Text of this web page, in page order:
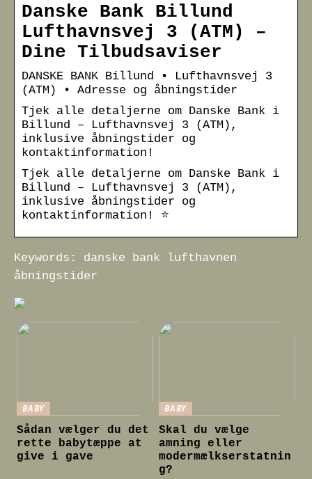
Danske Bank Billund
Lufthavnsvej 3 (ATM) –
Dine Tilbudsaviser
DANSKE BANK Billund • Lufthavnsvej 3
(ATM) • Adresse og åbningstider
Tjek alle detaljerne om Danske Bank i
Billund – Lufthavnsvej 3 (ATM),
inklusive åbningstider og
kontaktinformation!
Tjek alle detaljerne om Danske Bank i
Billund – Lufthavnsvej 3 (ATM),
inklusive åbningstider og
kontaktinformation! ⭐
Keywords: danske bank lufthavnen
åbningstider
BABY
Sådan vælger du det
rette babytæppe at
give i gave
BABY
Skal du vælge
amning eller
modermælkserstatnin
g?